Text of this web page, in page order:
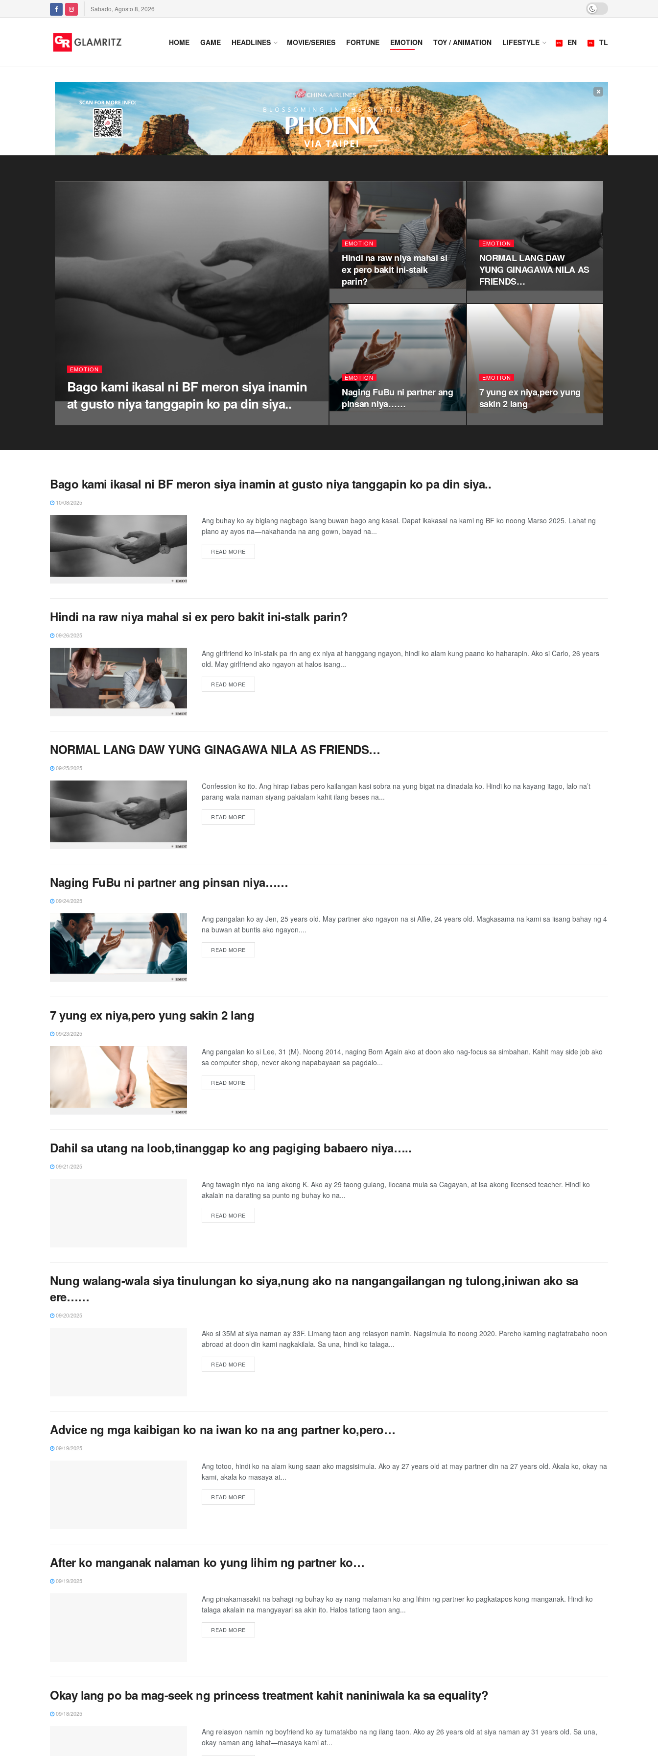
Sabado, Agosto 8, 2026
HOME GAME HEADLINES MOVIE/SERIES FORTUNE EMOTION TOY / ANIMATION LIFESTYLE EN TL
×
EMOTION
Bago kami ikasal ni BF meron siya inamin
at gusto niya tanggapin ko pa din siya..
EMOTION
Hindi na raw niya mahal si
ex pero bakit ini-stalk
parin?
EMOTION
NORMAL LANG DAW
YUNG GINAGAWA NILA AS
FRIENDS…
EMOTION
Naging FuBu ni partner ang
pinsan niya……
EMOTION
7 yung ex niya,pero yung
sakin 2 lang
Bago kami ikasal ni BF meron siya inamin at gusto niya tanggapin ko pa din siya..
10/08/2025
Ang buhay ko ay biglang nagbago isang buwan bago ang kasal. Dapat ikakasal na kami ng BF ko noong Marso 2025. Lahat ng
plano ay ayos na—nakahanda na ang gown, bayad na...
READ MORE
Hindi na raw niya mahal si ex pero bakit ini-stalk parin?
09/26/2025
Ang girlfriend ko ini-stalk pa rin ang ex niya at hanggang ngayon, hindi ko alam kung paano ko haharapin. Ako si Carlo, 26 years
old. May girlfriend ako ngayon at halos isang...
READ MORE
NORMAL LANG DAW YUNG GINAGAWA NILA AS FRIENDS…
09/25/2025
Confession ko ito. Ang hirap ilabas pero kailangan kasi sobra na yung bigat na dinadala ko. Hindi ko na kayang itago, lalo na’t
parang wala naman siyang pakialam kahit ilang beses na...
READ MORE
Naging FuBu ni partner ang pinsan niya……
09/24/2025
Ang pangalan ko ay Jen, 25 years old. May partner ako ngayon na si Alfie, 24 years old. Magkasama na kami sa iisang bahay ng 4
na buwan at buntis ako ngayon....
READ MORE
7 yung ex niya,pero yung sakin 2 lang
09/23/2025
Ang pangalan ko si Lee, 31 (M). Noong 2014, naging Born Again ako at doon ako nag-focus sa simbahan. Kahit may side job ako
sa computer shop, never akong napabayaan sa pagdalo...
READ MORE
Dahil sa utang na loob,tinanggap ko ang pagiging babaero niya…..
09/21/2025
Ang tawagin niyo na lang akong K. Ako ay 29 taong gulang, Ilocana mula sa Cagayan, at isa akong licensed teacher. Hindi ko
akalain na darating sa punto ng buhay ko na...
READ MORE
Nung walang-wala siya tinulungan ko siya,nung ako na nangangailangan ng tulong,iniwan ako sa
ere……
09/20/2025
Ako si 35M at siya naman ay 33F. Limang taon ang relasyon namin. Nagsimula ito noong 2020. Pareho kaming nagtatrabaho noon
abroad at doon din kami nagkakilala. Sa una, hindi ko talaga...
READ MORE
Advice ng mga kaibigan ko na iwan ko na ang partner ko,pero…
09/19/2025
Ang totoo, hindi ko na alam kung saan ako magsisimula. Ako ay 27 years old at may partner din na 27 years old. Akala ko, okay na
kami, akala ko masaya at...
READ MORE
After ko manganak nalaman ko yung lihim ng partner ko…
09/19/2025
Ang pinakamasakit na bahagi ng buhay ko ay nang malaman ko ang lihim ng partner ko pagkatapos kong manganak. Hindi ko
talaga akalain na mangyayari sa akin ito. Halos tatlong taon ang...
READ MORE
Okay lang po ba mag-seek ng princess treatment kahit naniniwala ka sa equality?
09/18/2025
Ang relasyon namin ng boyfriend ko ay tumatakbo na ng ilang taon. Ako ay 26 years old at siya naman ay 31 years old. Sa una,
okay naman ang lahat—masaya kami at...